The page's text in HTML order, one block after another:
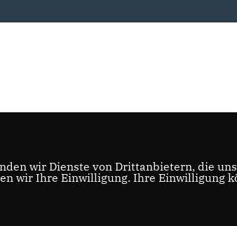
wir Dienste von Drittanbietern, die
wir Ihre Einwilligung. Ihre Einwilligung